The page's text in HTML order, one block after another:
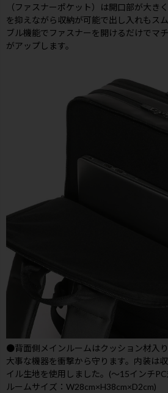
（ファスナーポケット）は開口部が大き
を抑えながら収納が可能で出し入れもス
ブル機能でファスナーを開けるだけでマ
がアップします。
●背面側メインルームはクッション材入
大事な機器を衝撃から守ります。内装は
イル生地を使用しました。(～15インチ
ルームサイズ：W28cm×H38cm×D2cm)